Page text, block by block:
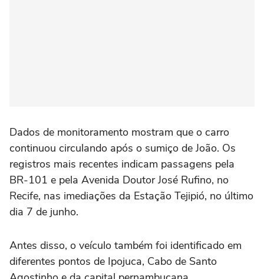
Dados de monitoramento mostram que o carro
continuou circulando após o sumiço de João. Os
registros mais recentes indicam passagens pela
BR-101 e pela Avenida Doutor José Rufino, no
Recife, nas imediações da Estação Tejipió, no último
dia 7 de junho.
Antes disso, o veículo também foi identificado em
diferentes pontos de Ipojuca, Cabo de Santo